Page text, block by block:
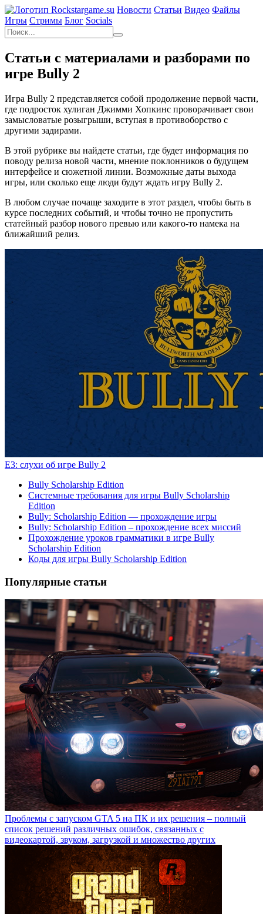
Новости Статьи Видео Файлы
Игры Cтримы Блог Socials
Статьи с материалами и разборами по
игре Bully 2
Игра Bully 2 представляется собой продолжение первой части,
где подросток хулиган Джимми Хопкинс проворачивает свои
замысловатые розыгрыши, вступая в противоборство с
другими задирами.
В этой рубрике вы найдете статьи, где будет информация по
поводу релиза новой части, мнение поклонников о будущем
интерфейсе и сюжетной линии. Возможные даты выхода
игры, или сколько еще люди будут ждать игру Bully 2.
В любом случае почаще заходите в этот раздел, чтобы быть в
курсе последних событий, и чтобы точно не пропустить
статейный разбор нового превью или какого-то намека на
ближайший релиз.
E3: слухи об игре Bully 2
Bully Scholarship Edition
Системные требования для игры Bully Scholarship
Edition
Bully: Scholarship Edition — прохождение игры
Bully: Scholarship Edition – прохождение всех миссий
Прохождение уроков грамматики в игре Bully
Scholarship Edition
Коды для игры Bully Scholarship Edition
Популярные статьи
Проблемы с запуском GTA 5 на ПК и их решения – полный
список решений различных ошибок, связанных с
видеокартой, звуком, загрузкой и множество других